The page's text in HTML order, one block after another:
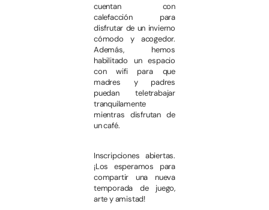
cuentan con
calefacción para
disfrutar de un invierno
cómodo y acogedor.
Además, hemos
habilitado un espacio
con wifi para que
madres y padres
puedan teletrabajar
tranquilamente
mientras disfrutan de
un café.
Inscripciones abiertas.
¡Los esperamos para
compartir una nueva
temporada de juego,
arte y amistad!